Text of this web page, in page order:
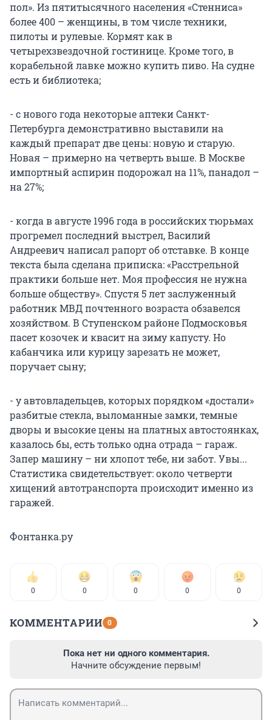
пол». Из пятитысячного населения «Стенниса»
более 400 – женщины, в том числе техники,
пилоты и рулевые. Кормят как в
четырехзвездочной гостинице. Кроме того, в
корабельной лавке можно купить пиво. На судне
есть и библиотека;
- с нового года некоторые аптеки Санкт-
Петербурга демонстративно выставили на
каждый препарат две цены: новую и старую.
Новая – примерно на четверть выше. В Москве
импортный аспирин подорожал на 11%, панадол –
на 27%;
- когда в августе 1996 года в российских тюрьмах
прогремел последний выстрел, Василий
Андреевич написал рапорт об отставке. В конце
текста была сделана приписка: «Расстрельной
практики больше нет. Моя профессия не нужна
больше обществу». Спустя 5 лет заслуженный
работник МВД почтенного возраста обзавелся
хозяйством. В Ступенском районе Подмосковья
пасет козочек и квасит на зиму капусту. Но
кабанчика или курицу зарезать не может,
поручает сыну;
- у автовладельцев, которых порядком «достали»
разбитые стекла, выломанные замки, темные
дворы и высокие цены на платных автостоянках,
казалось бы, есть только одна отрада – гараж.
Запер машину – ни хлопот тебе, ни забот. Увы...
Статистика свидетельствует: около четверти
хищений автотранспорта происходит именно из
гаражей.
Фонтанка.ру
0 0 0 0 0
КОММЕНТАРИИ 0
Пока нет ни одного комментария.
Начните обсуждение первым!